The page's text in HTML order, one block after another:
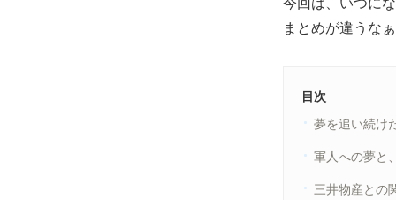
まとめが違うな
目次
夢を追い続け
軍人への夢と
三井物産との